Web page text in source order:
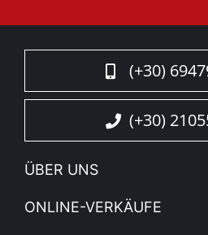
(+30)
(+30)
ÜBER UNS
Firma
ONLINE-VERKÄUFE